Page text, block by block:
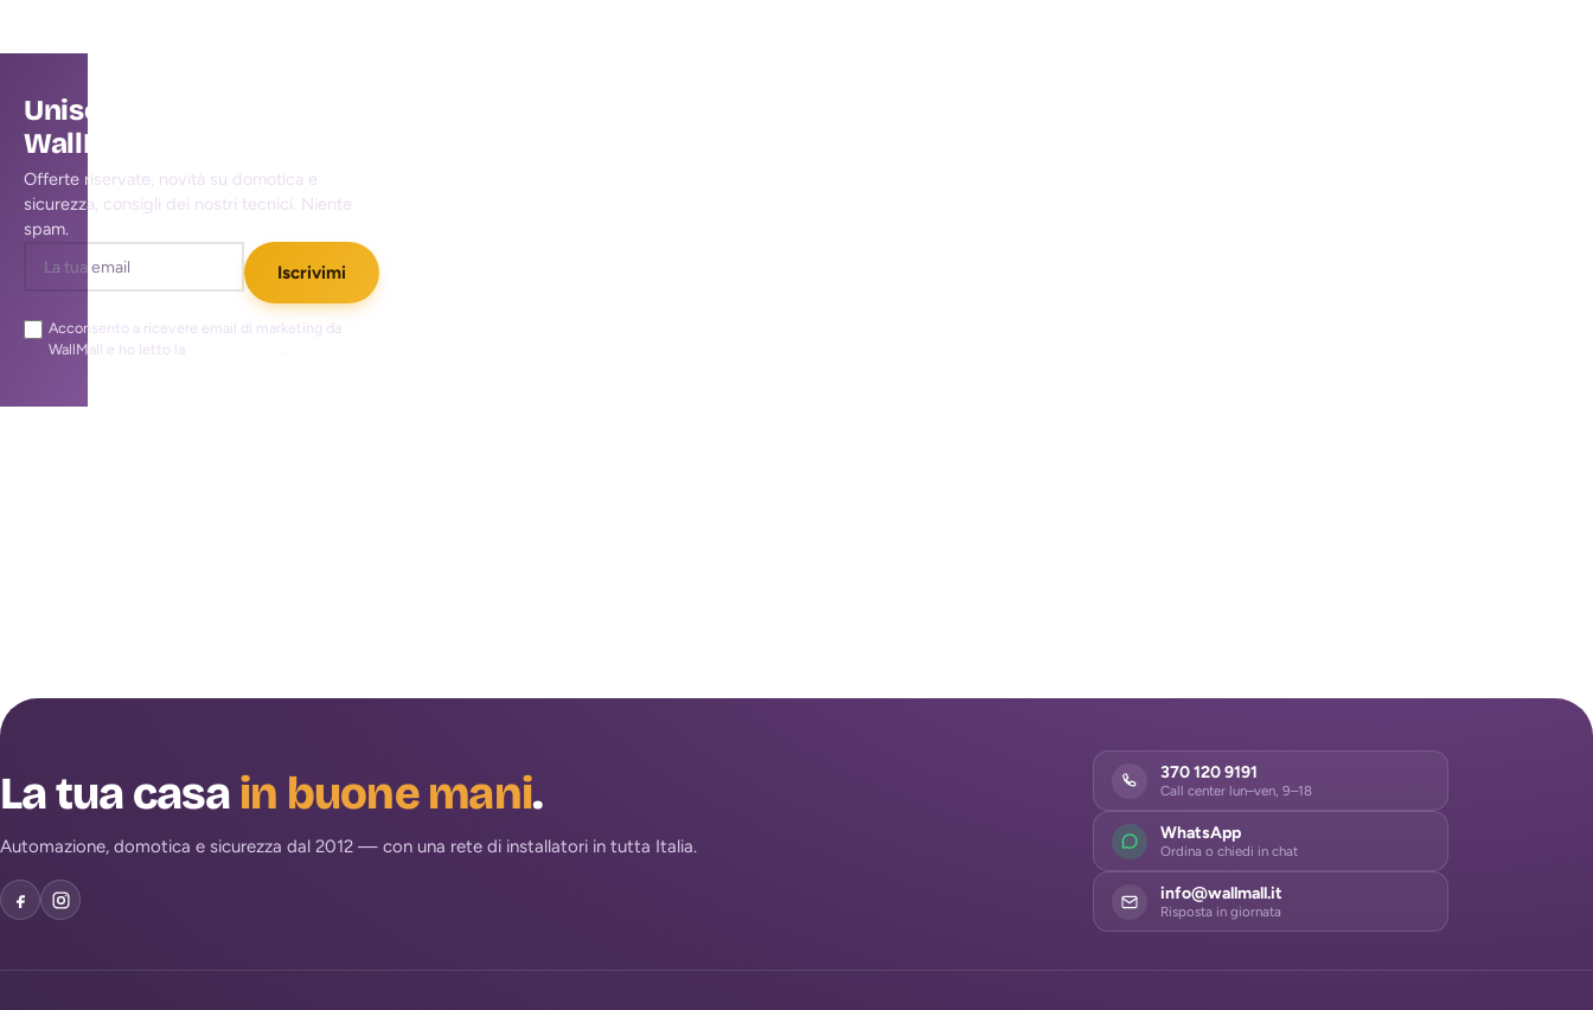
Unisciti alla community
WallMall
Offerte riservate, novità su domotica e
sicurezza, consigli dei nostri tecnici. Niente
spam.
Iscrivimi
Acconsento a ricevere email di marketing da
WallMall e ho letto la
.
La tua casa in buone mani.
Automazione, domotica e sicurezza dal 2012 — con una rete di installatori in tutta Italia.
370 120 9191
Call center lun–ven, 9–18
WhatsApp
Ordina o chiedi in chat
info@wallmall.it
Risposta in giornata